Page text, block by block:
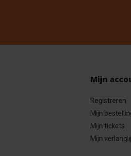
Mijn
Registreren
Mijn
Mijn tickets
Mijn